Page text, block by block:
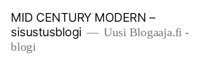
sisältöön
MID CENTURY MODERN –
sisustusblogi
Uusi Blogaaja.fi -
blogi